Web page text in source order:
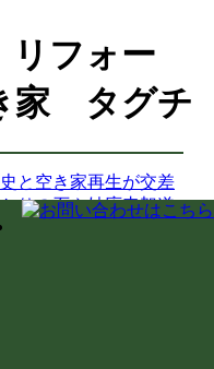
フォー
タグチ
と空き家再生が交差
りの石や妙応寺架道
】家具レスキューで
生活＆民泊活用を支
き家売買｜確定測量
定）の重要性
住宅の売却準備！退